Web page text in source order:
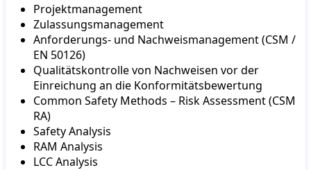
Projektmanagement
Zulassungsmanagement
Anforderungs- und Nachweismanagement (CSM /
EN 50126)
Qualitätskontrolle von Nachweisen vor der
Einreichung an die Konformitätsbewertung
Common Safety Methods – Risk Assessment (CSM
RA)
Safety Analysis
RAM Analysis
LCC Analysis